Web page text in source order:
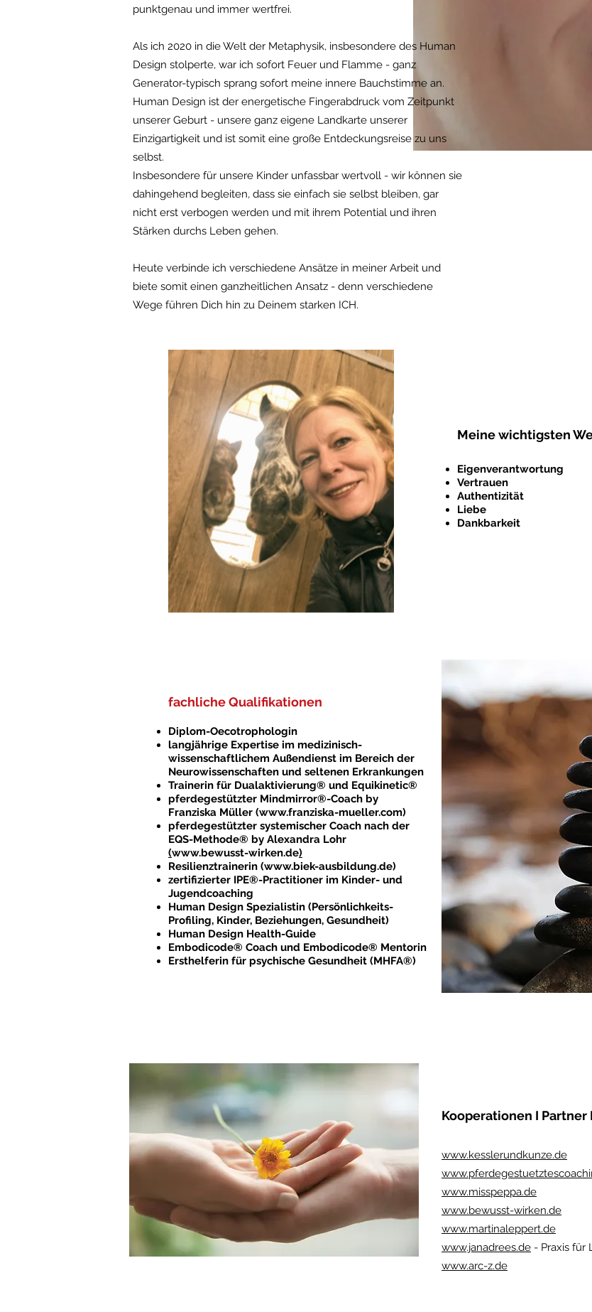
punktgenau und immer wertfrei.
Als ich 2020 in die Welt der Metaphysik, insbesondere des Human
Design stolperte, war ich sofort Feuer und Flamme - ganz
Generator-typisch sprang sofort meine innere Bauchstimme an.
Human Design ist der energetische Fingerabdruck vom Zeitpunkt
unserer Geburt - unsere ganz eigene Landkarte unserer
Einzigartigkeit und ist somit eine große Entdeckungsreise zu uns
selbst.
Insbesondere für unsere Kinder unfassbar wertvoll - wir können sie
dahingehend begleiten, dass sie einfach sie selbst bleiben, gar
nicht erst verbogen werden und mit ihrem Potential und ihren
Stärken durchs Leben gehen.
Heute verbinde ich verschiedene Ansätze in meiner Arbeit und
biete somit einen ganzheitlichen Ansatz - denn verschiedene
Wege führen Dich hin zu Deinem starken ICH.
Meine wichtigsten
Eigenverantwortung
Vertrauen
Authentizität
Liebe
Dankbarkeit
fachliche Qualifikationen
Diplom-Oecotrophologin
langjährige Expertise im medizinisch-
wissenschaftlichem Außendienst im Bereich der
Neurowissenschaften und seltenen Erkrankungen
Trainerin für Dualaktivierung® und Equikinetic®
pferdegestützter Mindmirror®-Coach by
Franziska Müller (www.franziska-mueller.com)
pferdegestützter systemischer Coach nach der
EQS-Methode® by Alexandra Lohr
(www.bewusst-wirken.de)
Resilienztrainerin (www.biek-ausbildung.de)
zertifizierter IPE®-Practitioner im Kinder- und
Jugendcoaching
Human Design Spezialistin (Persönlichkeits-
Profiling, Kinder, Beziehungen, Gesundheit)
Human Design Health-Guide
Embodicode® Coach und Embodicode® Mentorin
Ersthelferin für psychische Gesundheit (MHFA®)
Kooperationen I
www.kesslerundkunze.de
www.misspeppa.de
www.bewusst-wirken.de
www.martinaleppert.de
www.janadrees.de - Praxis für
www.arc-z.de